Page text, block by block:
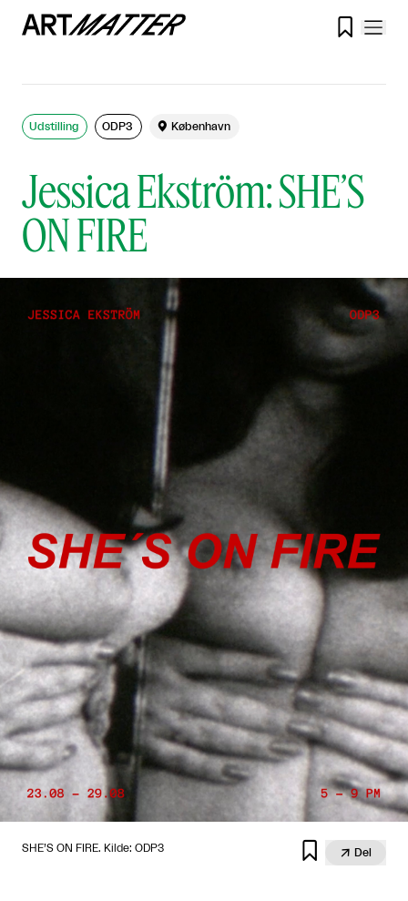

Jessica Ekström: SHE’S
ON FIRE
Udstilling ODP3  København
SHE’S ON FIRE. Kilde: ODP3   Del